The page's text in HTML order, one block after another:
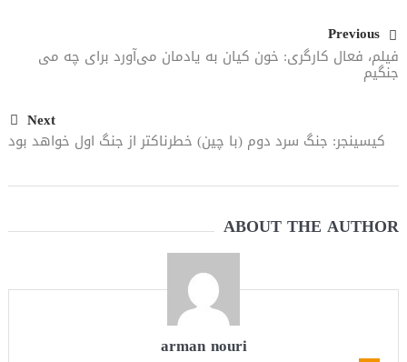
Previous
فیلم، فعال کارگری: خون کیان به یادمان می‌آورد برای چه می‌
جنگیم
Next
کیسینجر: جنگ سرد دوم (با چین) خطرناکتر از جنگ اول خواهد بود
ABOUT THE AUTHOR
arman nouri